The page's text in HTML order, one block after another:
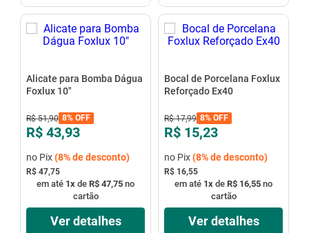
Alicate para Bomba Dágua
Foxlux 10"
R$ 51,90 8%OFF
R$ 43,93
no Pix(8%de desconto)
R$ 47,75
em até 1x de R$ 47,75 no
cartão
Ver detalhes
Bocal de Porcelana Foxlux
Reforçado Ex40
R$ 17,99 8%OFF
R$ 15,23
no Pix(8%de desconto)
R$ 16,55
em até 1x de R$ 16,55 no
cartão
Ver detalhes